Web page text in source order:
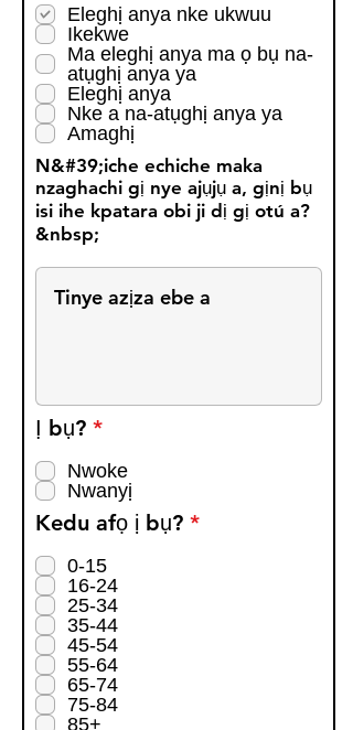
q
i
e
d
Eleghị anya nke ukwuu
Ikekwe
Ma eleghị anya ma ọ bụ na-
atụghị anya ya
Eleghị anya
Nke a na-atụghị anya ya
Amaghị
N&#39;iche echiche maka
nzaghachi gị nye ajụjụ a, gịnị bụ
isi ihe kpatara obi ji dị gị otú a?
&nbsp;
Ị bụ? *R
q
u
i
r
e
d
Nwoke
Nwanyị
Kedu afọ ị bụ? *R
0-15
16-24
25-34
35-44
45-54
55-64
65-74
75-84
85+